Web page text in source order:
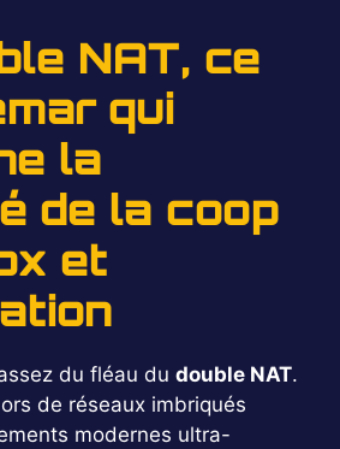
NAT, ce
qui
la
de la coop
et
du fléau du double NAT.
de réseaux imbriqués
modernes ultra-